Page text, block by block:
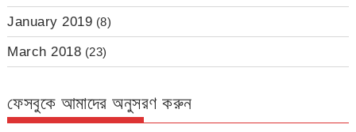
January 2019 (8)
March 2018 (23)
ফেসবুকে আমাদের অনুসরণ করুন